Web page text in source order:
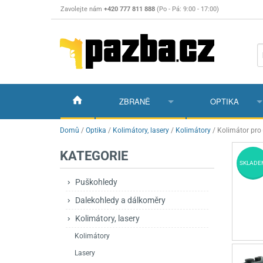
Zavolejte nám +420 777 811 888 (Po - Pá: 9:00 - 17:00)
ZBRANĚ
Vzduchovky Vzduchovky na
Příslušenství pro
Vzduchovky PCP
Vzduchové pistole a revolveryPříslušenství
Plynové pistole a revolvery
Perkusní zbraně
Zbraně na ZP
OPTIKA
Puškohledy
Dalekohledy a
Kolimátory, lasery
Domů / Optika / Kolimátory, lasery / Kolimátory / Kolimátor pro
KATEGORIE
Puškohledy
Dalekohledy a dálkoměry
Kolimátory, lasery
Kolimátory
Lasery